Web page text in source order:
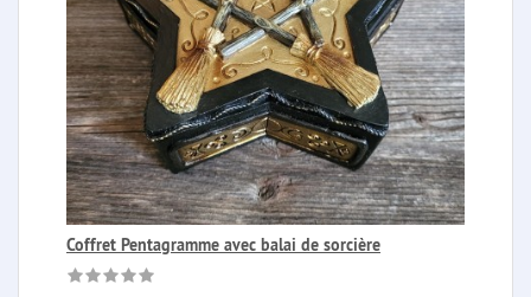
Coffret Pentagramme avec balai de sorcière